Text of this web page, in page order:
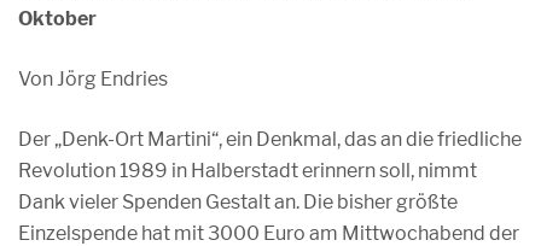
Oktober
Von Jörg Endries
Der „Denk-Ort Martini“, ein Denkmal, das an die friedliche
Revolution 1989 in Halberstadt erinnern soll, nimmt
Dank vieler Spenden Gestalt an. Die bisher größte
Einzelspende hat mit 3000 Euro am Mittwochabend der